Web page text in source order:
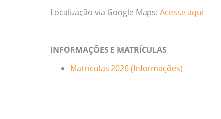
Localização via Google Maps: Acesse aqui
INFORMAÇÕES E MATRÍCULAS
Matrículas 2026 (Informações)